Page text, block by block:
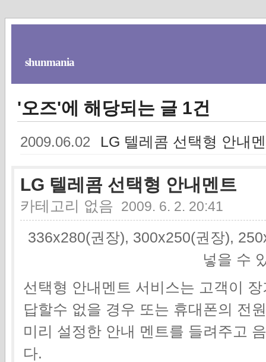
shunmania
'오즈'에 해당되는 글 1건
2009.06.02 LG 텔레콤 선택형 안내
LG 텔레콤 선택형 안내멘트
카테고리 없음 2009. 6. 2. 20:41
336x280(권장), 300x250(권장),
넣을 수
선택형 안내멘트 서비스는 고객이
답할수 없을 경우 또는 휴대폰의 전
미리 설정한 안내 멘트를 들려주고
다.